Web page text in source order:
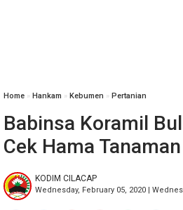
Home » Hankam » Kebumen » Pertanian
Babinsa Koramil
Cek Hama Tanaman
KODIM CILACAP
Wednesday, February 05, 2020 |